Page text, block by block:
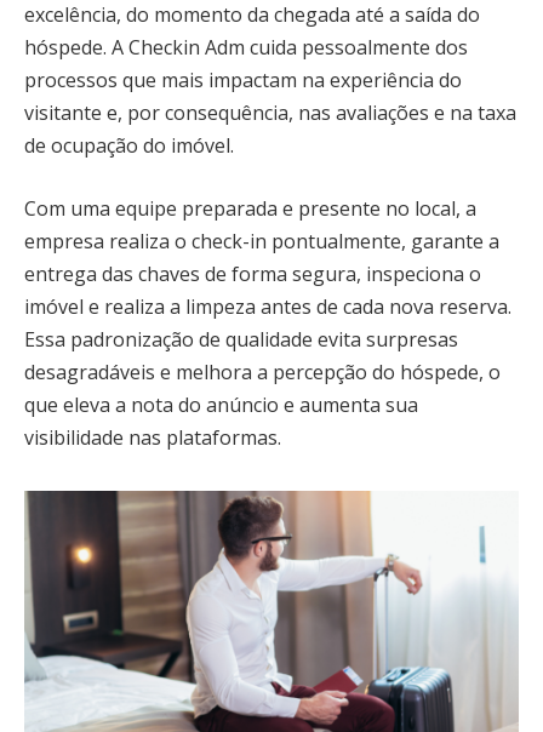
excelência, do momento da chegada até a saída do
hóspede. A Checkin Adm cuida pessoalmente dos
processos que mais impactam na experiência do
visitante e, por consequência, nas avaliações e na taxa
de ocupação do imóvel.
Com uma equipe preparada e presente no local, a
empresa realiza o check-in pontualmente, garante a
entrega das chaves de forma segura, inspeciona o
imóvel e realiza a limpeza antes de cada nova reserva.
Essa padronização de qualidade evita surpresas
desagradáveis e melhora a percepção do hóspede, o
que eleva a nota do anúncio e aumenta sua
visibilidade nas plataformas.